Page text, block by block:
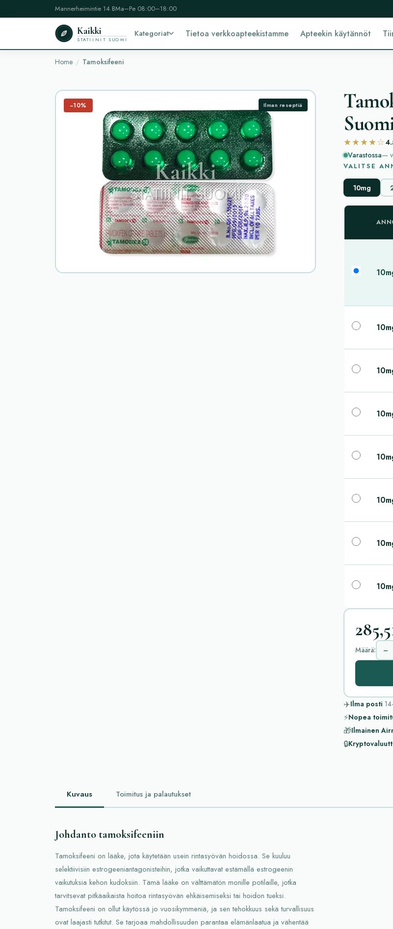
Mannerheimintie 14 BMa–Pe 08:00–18:00
Kaikki
STATIINIT SUOMI
Kategoriat Tietoa verkkoapteekistamme Apteekin käytännöt
Home Tamoksifeeni
−10% Ilman reseptiä
★★★★☆
Varastossa—
VALITSE
10mg
Määrä: −
✈️Ilma posti
⚡Nopea
🎁Ilmainen
🔒
Kuvaus Toimitus ja palautukset
Johdanto tamoksifeeniin
Tamoksifeeni on lääke, jota käytetään usein rintasyövän hoidossa. Se kuuluu
selektiivisiin estrogeeniantagonisteihin, jotka vaikuttavat estämällä estrogeenin
vaikutuksia kehon kudoksiin. Tämä lääke on välttämätön monille potilaille, jotka
tarvitsevat pitkäaikaista hoitoa rintasyövän ehkäisemiseksi tai hoidon tueksi.
Tamoksifeeni on ollut käytössä jo vuosikymmeniä, ja sen tehokkuus sekä turvallisuus
ovat laajasti tutkitut. Se tarjoaa mahdollisuuden parantaa elämänlaatua ja vähentää